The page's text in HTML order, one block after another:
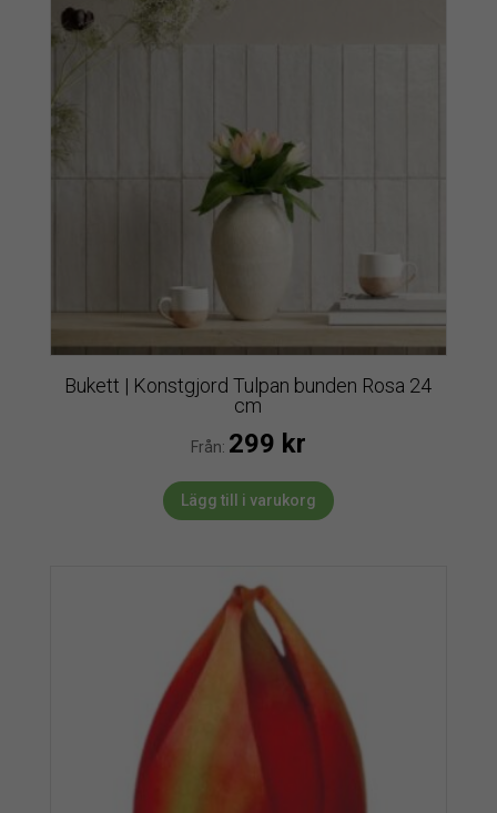
Bukett | Konstgjord Tulpan bunden Rosa 24
cm
Från: 299 kr
Lägg till i varukorg